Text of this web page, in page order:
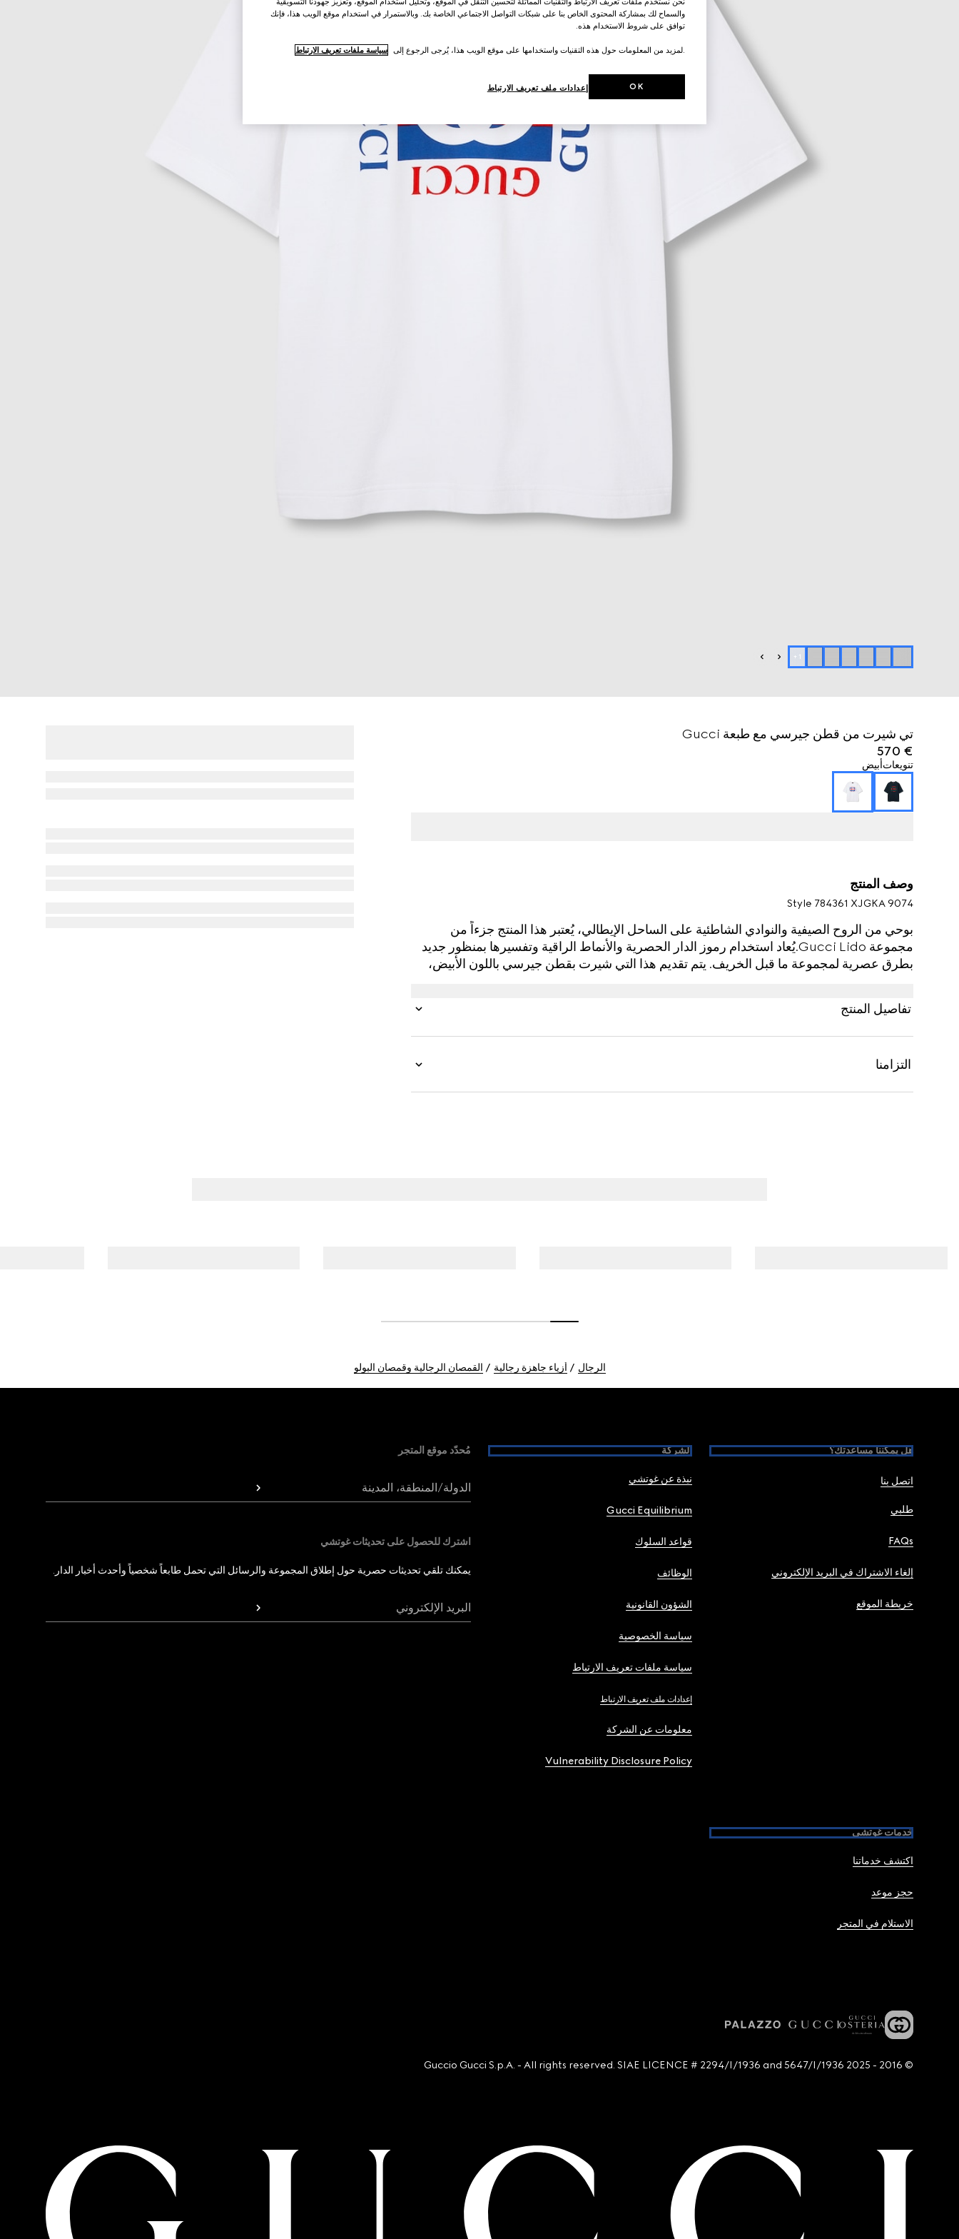
+ 1
تي شيرت من قطن جيرسي مع طبعة Gucci
€ 570
تنويعاتأبيض
وصف المنتج
Style ‎784361 XJGKA 9074
بوحي من الروح الصيفية والنوادي الشاطئية على الساحل الإيطالي، يُعتبر هذا المنتج جزءاً من
مجموعة Gucci Lido.يُعاد استخدام رموز الدار الحصرية والأنماط الراقية وتفسيرها بمنظور جديد
بطرق عصرية لمجموعة ما قبل الخريف. يتم تقديم هذا التي شيرت بقطن جيرسي باللون الأبيض،
تفاصيل المنتج
التزامنا
الرجال أزياء جاهزة رجالية القمصان الرجالية وقمصان البولو
هل يمكننا مساعدتك؟
اتصل بنا
طلبي
FAQs
إلغاء الاشتراك في البريد الإلكتروني
خريطة الموقع
الشركة
نبذة عن غوتشي
Gucci Equilibrium
قواعد السلوك
الوظائف
الشؤون القانونية
سياسة الخصوصية
سياسة ملفات تعريف الارتباط
إعدادات ملف تعريف الارتباط
معلومات عن الشركة
Vulnerability Disclosure Policy
خدمات غوتشي
اكتشف خدماتنا
حجز موعد
الاستلام في المتجر
مُحدّد موقع المتجر
الدولة/المنطقة، المدينة
اشترك للحصول على تحديثات غوتشي
يمكنك تلقي تحديثات حصرية حول إطلاق المجموعة والرسائل التي تحمل طابعاً شخصياً وأحدث أخبار الدار.
البريد الإلكتروني
© 2016 - 2025 Guccio Gucci S.p.A. - All rights reserved. SIAE LICENCE # 2294/I/1936 and 5647/I/1936
والسماح لك بمشاركة المحتوى الخاص بنا على شبكات التواصل الاجتماعي الخاصة بك. وبالاستمرار في استخدام موقع الويب هذا، فإنك
توافق على شروط الاستخدام هذه.
.لمزيد من المعلومات حول هذه التقنيات واستخدامها على موقع الويب هذا، يُرجى الرجوع إلى سياسة ملفات تعريف الارتباط
إعدادات ملف تعريف الارتباط OK